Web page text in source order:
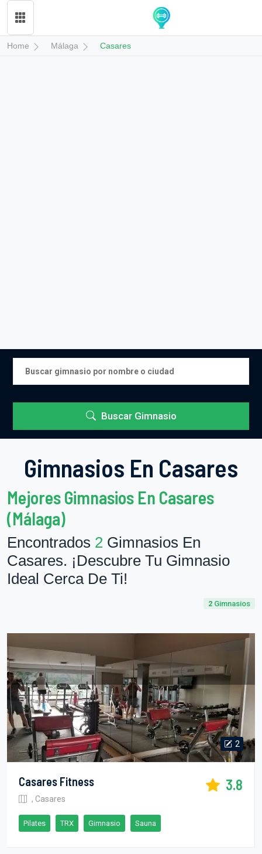
Home Málaga Casares
Buscar Gimnasio
Gimnasios En Casares
Mejores Gimnasios En Casares
(Málaga)
Encontrados 2 Gimnasios En
Casares. ¡Descubre Tu Gimnasio
Ideal Cerca De Ti!
2 Gimnasios
2
Casares Fitness
, Casares
3.8
Pilates TRX Gimnasio Sauna